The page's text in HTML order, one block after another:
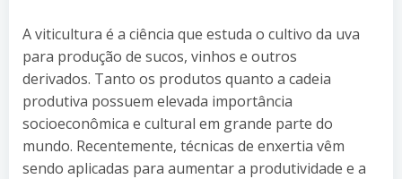
A viticultura é a ciência que estuda o cultivo da uva
para produção de sucos, vinhos e outros
derivados. Tanto os produtos quanto a cadeia
produtiva possuem elevada importância
socioeconômica e cultural em grande parte do
mundo. Recentemente, técnicas de enxertia vêm
sendo aplicadas para aumentar a produtividade e a